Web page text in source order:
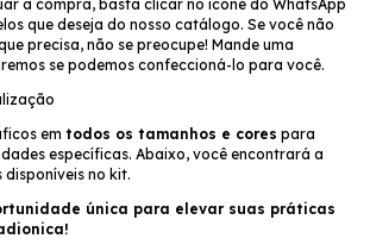
a compra, basta clicar no ícone do WhatsApp
que deseja do nosso catálogo. Se você não
precisa, não se preocupe! Mande uma
se podemos confeccioná-lo para você.
em todos os tamanhos e cores para
específicas. Abaixo, você encontrará a
no kit.
única para elevar suas práticas